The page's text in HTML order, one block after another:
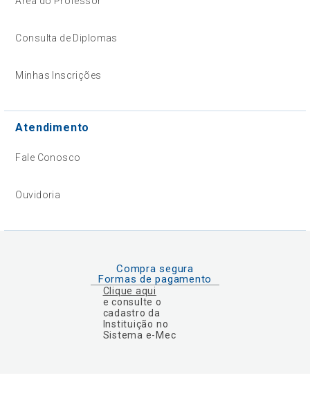
Consulta de Diplomas
Minhas Inscrições
Atendimento
Fale Conosco
Ouvidoria
Compra segura
Formas de pagamento
Clique aqui
e consulte o
cadastro da
Instituição no
Sistema e-Mec